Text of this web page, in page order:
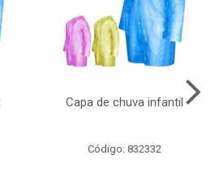
Capa de chuva infantil
Código: 832332